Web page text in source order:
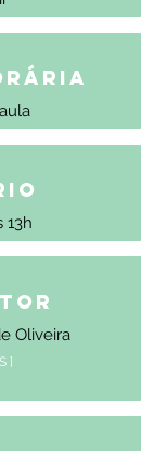
13h
Oliveira
]